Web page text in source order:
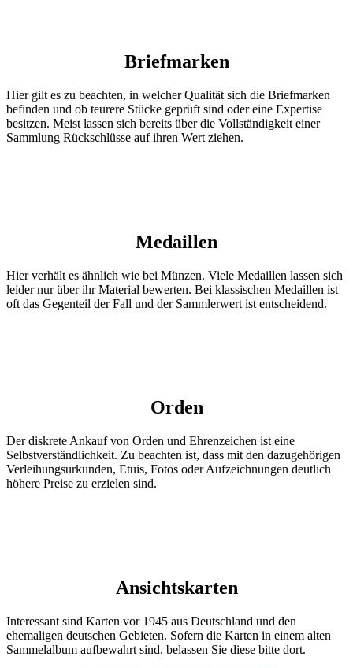
Briefmarken
Hier gilt es zu beachten, in welcher Qualität sich die Briefmarken
befinden und ob teurere Stücke geprüft sind oder eine Expertise
besitzen. Meist lassen sich bereits über die Vollständigkeit einer
Sammlung Rückschlüsse auf ihren Wert ziehen.
Medaillen
Hier verhält es ähnlich wie bei Münzen. Viele Medaillen lassen sich
leider nur über ihr Material bewerten. Bei klassischen Medaillen ist
oft das Gegenteil der Fall und der Sammlerwert ist entscheidend.
Orden
Der diskrete Ankauf von Orden und Ehrenzeichen ist eine
Selbstverständlichkeit. Zu beachten ist, dass mit den dazugehörigen
Verleihungsurkunden, Etuis, Fotos oder Aufzeichnungen deutlich
höhere Preise zu erzielen sind.
Ansichtskarten
Interessant sind Karten vor 1945 aus Deutschland und den
ehemaligen deutschen Gebieten. Sofern die Karten in einem alten
Sammelalbum aufbewahrt sind, belassen Sie diese bitte dort.